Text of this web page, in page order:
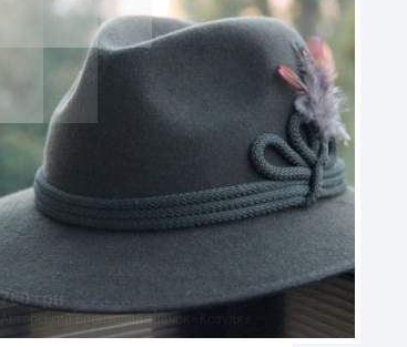
760 грн
Авторський бронзовий значок «Козуля»